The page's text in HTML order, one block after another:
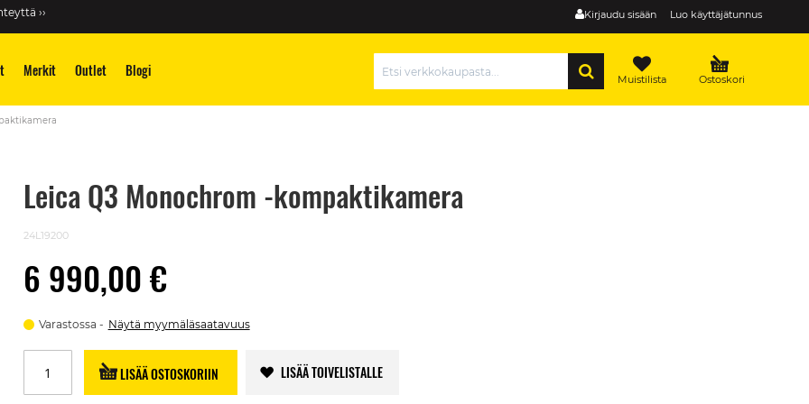
Kirjaudu sisään Luo käyttäjätunnus
››
Merkit Outlet Blogi Ostoskori
Muistilista
Leica Q3 Monochrom -kompaktikamera
24L19200
6 990,00 €
Varastossa Näytä myymäläsaatavuus
LISÄÄ OSTOSKORIIN LISÄÄ TOIVELISTALLE